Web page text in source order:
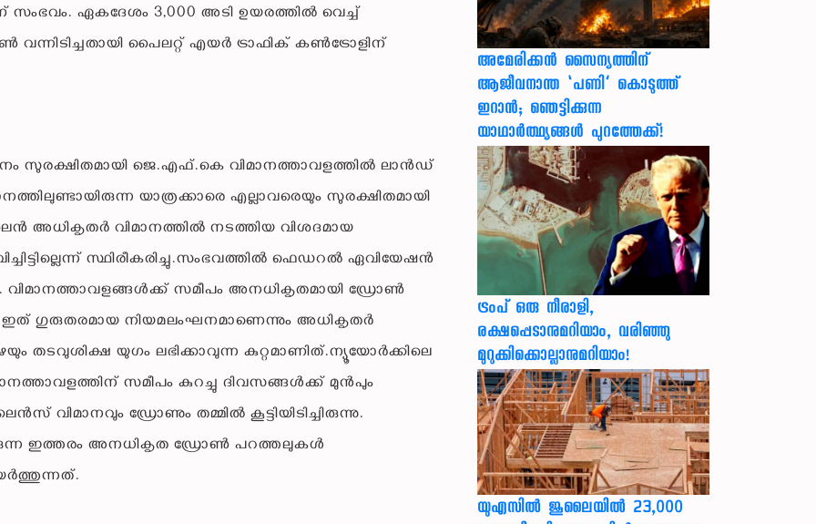
സംഭവം. ഏകദേശം 3,000 അടി ഉയരത്തിൽ വെച്ച്
വന്നിടിച്ചതായി പൈലറ്റ് എയർ ട്രാഫിക് കൺട്രോളിന്
സുരക്ഷിതമായി ജെ.എഫ്.കെ വിമാനത്താവളത്തിൽ ലാൻഡ്
യാത്രക്കാരെ എല്ലാവരെയും സുരക്ഷിതമായി
അധികൃതർ വിമാനത്തിൽ നടത്തിയ വിശദമായ
സ്ഥിരീകരിച്ചു.സംഭവത്തിൽ ഫെഡറൽ ഏവിയേഷൻ
സമീപം അനധികൃതമായി ഡ്രോൺ
ഗുരുതരമായ നിയമലംഘനമാണെന്നും അധികൃതർ
തടവുശിക്ഷ യുഗം ലഭിക്കാവുന്ന കുറ്റമാണിത്.ന്യൂയോർക്കിലെ
സമീപം കുറച്ചു ദിവസങ്ങൾക്ക് മുൻപും
ഡ്രോണും തമ്മിൽ കൂട്ടിയിടിച്ചിരുന്നു.
ഇത്തരം അനധികൃത ഡ്രോൺ പറത്തലുകൾ
അമേരിക്കൻ സൈന്യത്തിന്
ആജീവനാന്ത ‘പണി’ കൊടുത്ത്
ഇറാൻ; ഞെട്ടിക്കുന്ന
യാഥാർത്ഥ്യങ്ങൾ പുറത്തേക്ക്!
ട്രംപ് ഒരു നീരാളി,
രക്ഷപ്പെടാനുമറിയാം, വരിഞ്ഞു
മുറുക്കിക്കൊല്ലാനുമറിയാം!
യുഎസില്‍ ജൂലൈയില്‍ 23,000